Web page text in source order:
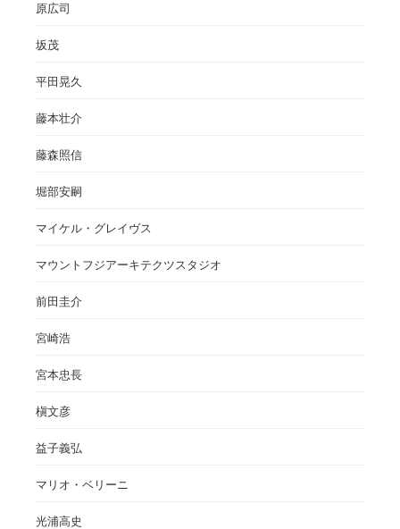
原広司
坂茂
平田晃久
藤本壮介
藤森照信
堀部安嗣
マイケル・グレイヴス
マウントフジアーキテクツスタジオ
前田圭介
宮崎浩
宮本忠長
槇文彦
益子義弘
マリオ・ベリーニ
光浦高史